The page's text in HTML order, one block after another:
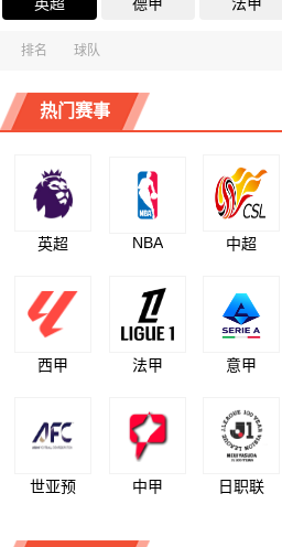
排名 球队
热门赛事
英超 NBA 中超
西甲 法甲 意甲
世亚预 中甲 日职联